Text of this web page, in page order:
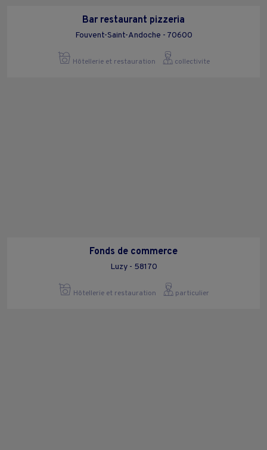
Bar restaurant pizzeria
Fouvent-Saint-Andoche - 70600
Hôtellerie et restauration collectivite
Fonds de commerce
Luzy - 58170
Hôtellerie et restauration particulier